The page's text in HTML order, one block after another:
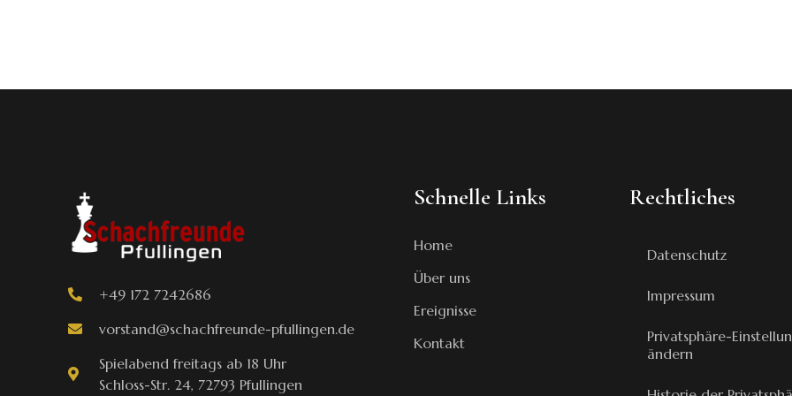
+49 172 7242686
vorstand@schachfreunde-pfullingen.de
Spielabend freitags ab 18 Uhr
Schloss-Str. 24, 72793 Pfullingen
Schnelle Links
Home
Über uns
Ereignisse
Kontakt
Rechtliches
Datenschutz
Impressum
Privatsphäre-
ändern